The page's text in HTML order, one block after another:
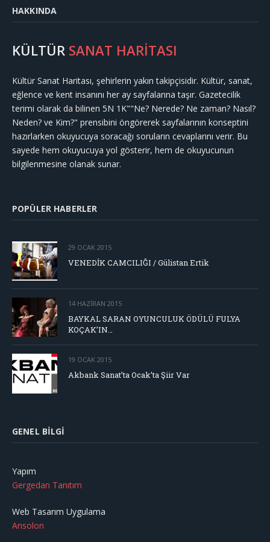
HAKKINDA
KÜLTÜR SANAT HARİTASI
Kültür Sanat Haritası, şehirlerin yakın takipçisidir. Kültür, sanat,
eğlence ve kent insanını her ay sayfalarına taşır. Gazetecilik
terimi olarak da bilinen 5N 1K""Ne? Nerede? Ne zaman? Nasıl?
Neden? ve Kim?" prensibini öngörerek sayfalarının konseptini
hazırlarken okuyucuya soracağı soruların cevaplarını verir. Bu
sayede hem okuyucuya yol gösterir, hem de okuyucunun
bilgilenmesine olanak sunar.
POPÜLER HABERLER
29 OCAK 2015
VENEDİK CAMCILIĞI / Gülistan Ertik
14 HAZIRAN 2015
BAYKAL SARAN OYUNCULUK ÖDÜLÜ FULYA
KOÇAK’IN…
19 OCAK 2015
Akbank Sanat’ta Ocak’ta Şiir Var
GENEL BILGI
Yapım
Gergedan Tanıtım
Web Tasarım Uygulama
Ansolon